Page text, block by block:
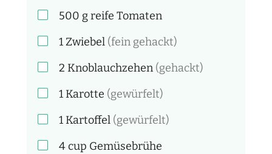
500 greife Tomaten
1Zwiebel (fein gehackt)
2 Knoblauchzehen (gehackt)
1 Karotte (gewürfelt)
1 Kartoffel (gewürfelt)
4cup Gemüsebrühe